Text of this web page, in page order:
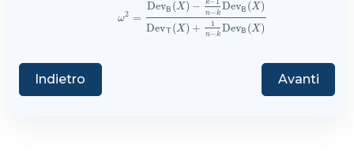
Indietro Avanti
ω2 =
Dev B (X) − k−1
n−k Dev B (X )
Dev (X) + 1
n−k Dev B (X )
ω2 =DevB(X)−k−1n−kDevB(X